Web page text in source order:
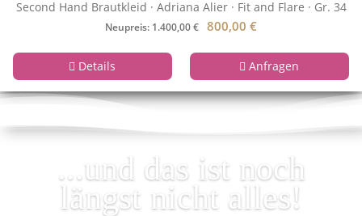
Second Hand Brautkleid · Adriana Alier · Fit and Flare · Gr. 34
Neupreis: 1.400,00 € 800,00 €
Details Anfragen
...und das ist noch
längst nicht alles!